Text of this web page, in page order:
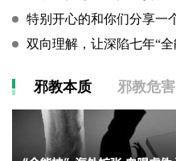
邪教本质 邪教危害